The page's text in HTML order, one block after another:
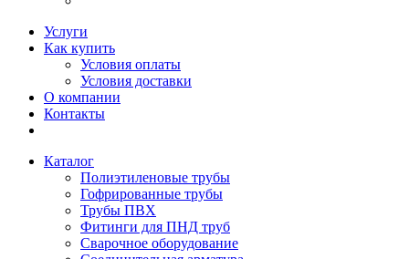
Услуги
Как купить
Условия оплаты
Условия доставки
О компании
Контакты
Каталог
Полиэтиленовые трубы
Гофрированные трубы
Трубы ПВХ
Фитинги для ПНД труб
Сварочное оборудование